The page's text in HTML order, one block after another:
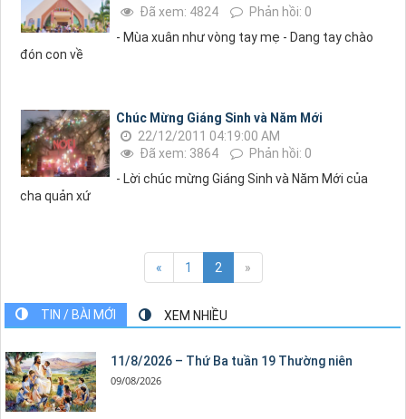
Đã xem: 4824
Phản hồi: 0
- Mùa xuân như vòng tay mẹ - Dang tay chào
đón con về
Chúc Mừng Giáng Sinh và Năm Mới
22/12/2011 04:19:00 AM
Đã xem: 3864
Phản hồi: 0
- Lời chúc mừng Giáng Sinh và Năm Mới của
cha quản xứ
« 1 2 »
TIN / BÀI MỚI XEM NHIỀU
11/8/2026 – Thứ Ba tuần 19 Thường niên
09/08/2026